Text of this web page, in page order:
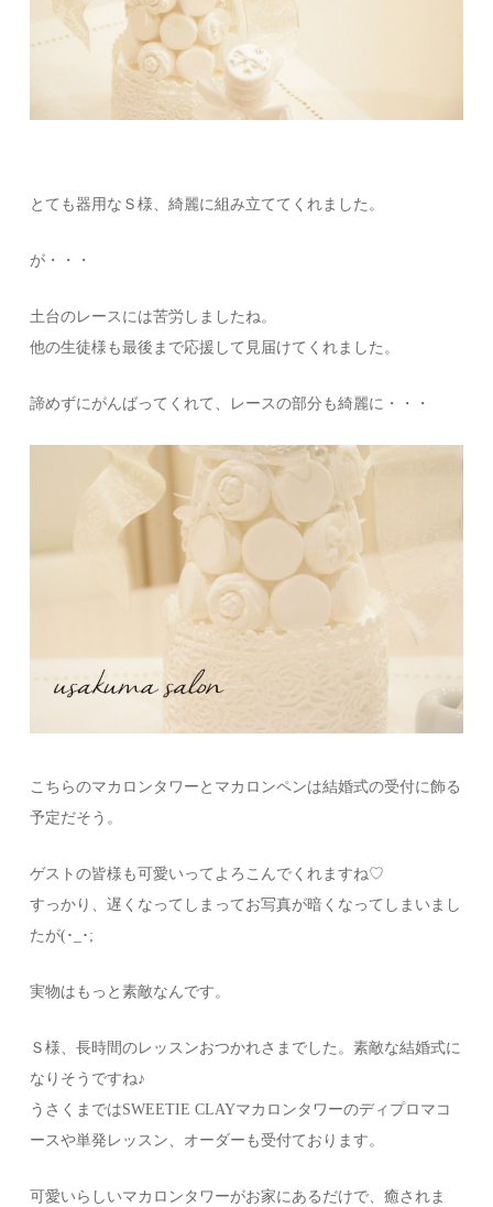
とても器用なＳ様、綺麗に組み立ててくれました。
が・・・
土台のレースには苦労しましたね。
他の生徒様も最後まで応援して見届けてくれました。
諦めずにがんばってくれて、レースの部分も綺麗に・・・
こちらのマカロンタワーとマカロンペンは結婚式の受付に飾る
予定だそう。
ゲストの皆様も可愛いってよろこんでくれますね♡
すっかり、遅くなってしまってお写真が暗くなってしまいまし
たが(･_･;
実物はもっと素敵なんです。
Ｓ様、長時間のレッスンおつかれさまでした。素敵な結婚式に
なりそうですね♪
うさくまではSWEETIE CLAYマカロンタワーのディプロマコ
ースや単発レッスン、オーダーも受付ております。
可愛いらしいマカロンタワーがお家にあるだけで、癒されま